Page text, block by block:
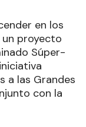
en los
proyecto
Súper-
a las Grandes
con la